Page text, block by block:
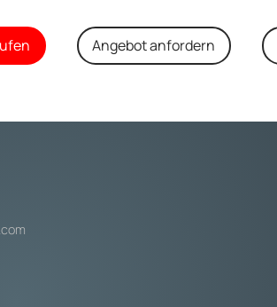
Angebot anfordern